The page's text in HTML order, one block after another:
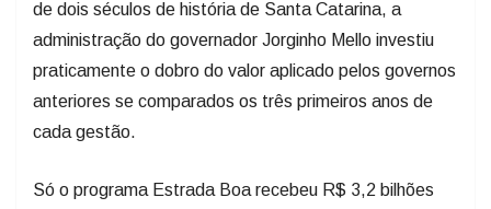
de dois séculos de história de Santa Catarina, a
administração do governador Jorginho Mello investiu
praticamente o dobro do valor aplicado pelos governos
anteriores se comparados os três primeiros anos de
cada gestão.
Só o programa Estrada Boa recebeu R$ 3,2 bilhões